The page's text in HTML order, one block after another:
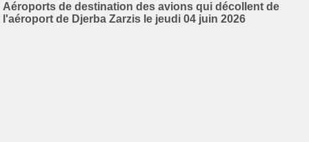
Aéroports de destination des avions qui décollent de
l'aéroport de Djerba Zarzis le jeudi 04 juin 2026